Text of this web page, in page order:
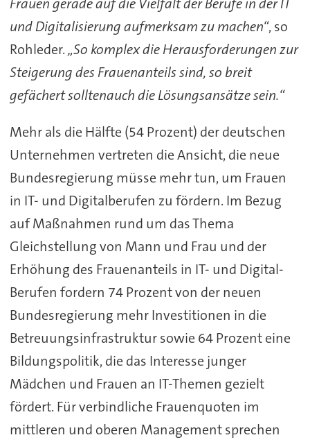
und Digitalisierung aufmerksam zu machen“, so
Rohleder.„So komplex die Herausforderungen zur
Steigerung des Frauenanteils sind, so breit
gefächert solltenauch die Lösungsansätze sein.“
Mehr als die Hälfte (54 Prozent) der deutschen
Unternehmen vertreten die Ansicht, die neue
Bundesregierung müsse mehr tun, um Frauen
in IT- und Digitalberufen zu fördern. Im Bezug
auf Maßnahmen rund um das Thema
Gleichstellung von Mann und Frau und der
Erhöhung des Frauenanteils in IT- und Digital-
Berufen fordern 74 Prozent von der neuen
Bundesregierung mehr Investitionen in die
Betreuungsinfrastruktur sowie 64 Prozent eine
Bildungspolitik, die das Interesse junger
Mädchen und Frauen an IT-Themen gezielt
fördert. Für verbindliche Frauenquoten im
mittleren und oberen Management sprechen